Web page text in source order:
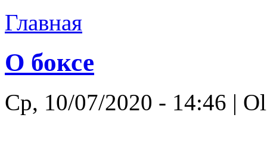
Главная
О боксе
Ср, 10/07/2020 - 14:46 |